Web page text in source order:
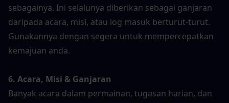
sebagainya. Ini selalunya diberikan sebagai ganjaran
daripada acara, misi, atau log masuk berturut-turut.
Gunakannya dengan segera untuk mempercepatkan
kemajuan anda.
6. Acara, Misi & Ganjaran
Banyak acara dalam permainan, tugasan harian, dan